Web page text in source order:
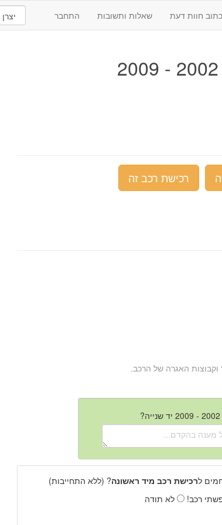
כתוב חוות דעת שאלות ותשובות התחבר
רכישת רכב זה
וקבוצות האגרה של הרכב.
לרכישת רכב מיד ראשונה? (ללא התחייבות)
רכב!
לא תודה